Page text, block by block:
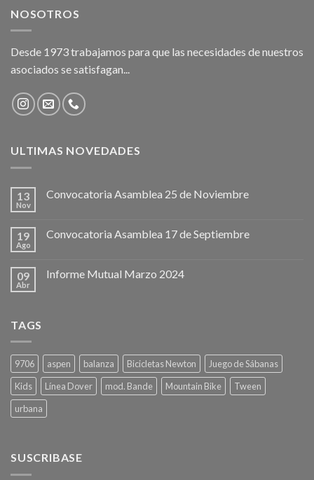
NOSOTROS
Desde 1973 trabajamos para que las necesidades de nuestros
asociados se satisfagan...
ULTIMAS NOVEDADES
13
Nov
Convocatoria Asamblea 25 de Noviembre
19
Ago
Convocatoria Asamblea 17 de Septiembre
09
Abr
Informe Mutual Marzo 2024
TAGS
9706 aspen balanza Bicicletas Newton
Juego de Sábanas
Kids
Línea Dover mod. Bande Mountain Bike
Tween
urbana
SUSCRIBASE